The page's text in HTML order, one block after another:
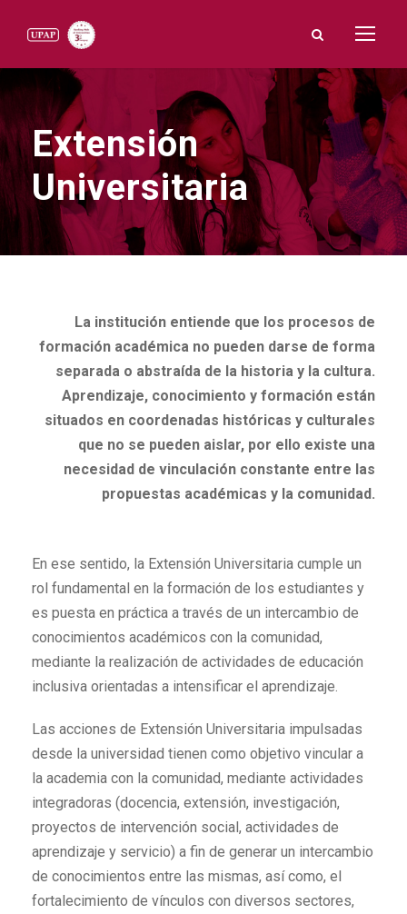
Extensión
Universitaria
La institución entiende que los procesos de
formación académica no pueden darse de forma
separada o abstraída de la historia y la cultura.
Aprendizaje, conocimiento y formación están
situados en coordenadas históricas y culturales
que no se pueden aislar, por ello existe una
necesidad de vinculación constante entre las
propuestas académicas y la comunidad.
En ese sentido, la Extensión Universitaria cumple un
rol fundamental en la formación de los estudiantes y
es puesta en práctica a través de un intercambio de
conocimientos académicos con la comunidad,
mediante la realización de actividades de educación
inclusiva orientadas a intensificar el aprendizaje.
Las acciones de Extensión Universitaria impulsadas
desde la universidad tienen como objetivo vincular a
la academia con la comunidad, mediante actividades
integradoras (docencia, extensión, investigación,
proyectos de intervención social, actividades de
aprendizaje y servicio) a fin de generar un intercambio
de conocimientos entre las mismas, así como, el
fortalecimiento de vínculos con diversos sectores,